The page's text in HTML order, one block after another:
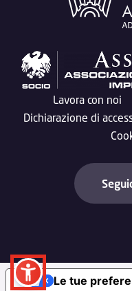
Lavora con noi
Dichiarazione di
Le tue